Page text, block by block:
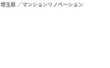
埼玉県 ／マンションリノベーション